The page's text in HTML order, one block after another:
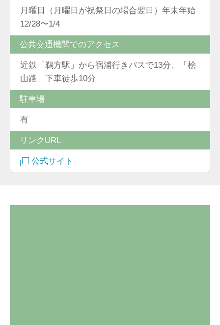
月曜日（月曜日が祝祭日の場合翌日）年末年始
12/28〜1/4
公共交通機関でのアクセス
近鉄「鵜方駅」から宿浦行きバスで13分、「桧
山路」下車徒歩10分
駐車場
有
リンクURL
公式サイト